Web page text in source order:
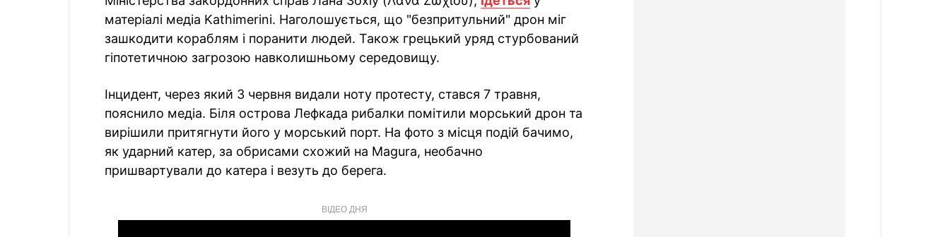
матеріалі медіа Kathimerini. Наголошується, що "безпритульний" дрон міг
зашкодити кораблям і поранити людей. Також грецький уряд стурбований
гіпотетичною загрозою навколишньому середовищу.
Інцидент, через який 3 червня видали ноту протесту, стався 7 травня,
пояснило медіа. Біля острова Лефкада рибалки помітили морський дрон та
вирішили притягнути його у морський порт. На фото з місця подій бачимо,
як ударний катер, за обрисами схожий на Magura, необачно
пришвартували до катера і везуть до берега.
ВІДЕО ДНЯ